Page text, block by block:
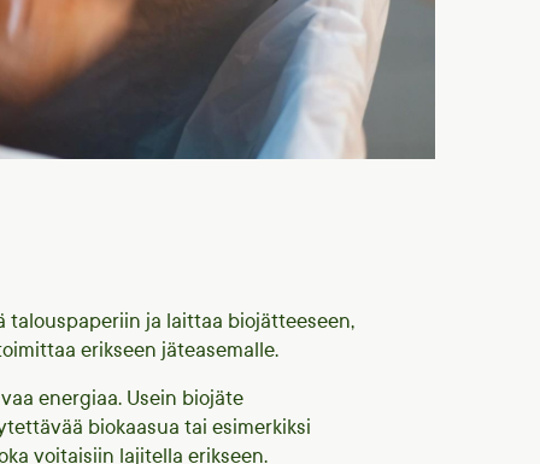
talouspaperiin ja laittaa biojätteeseen,
erikseen jäteasemalle.
energiaa. Usein biojäte
biokaasua tai esimerkiksi
voitaisiin lajitella erikseen.